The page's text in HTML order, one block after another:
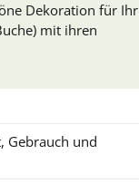
Dekoration für Ihr
mit ihren
Gebrauch und